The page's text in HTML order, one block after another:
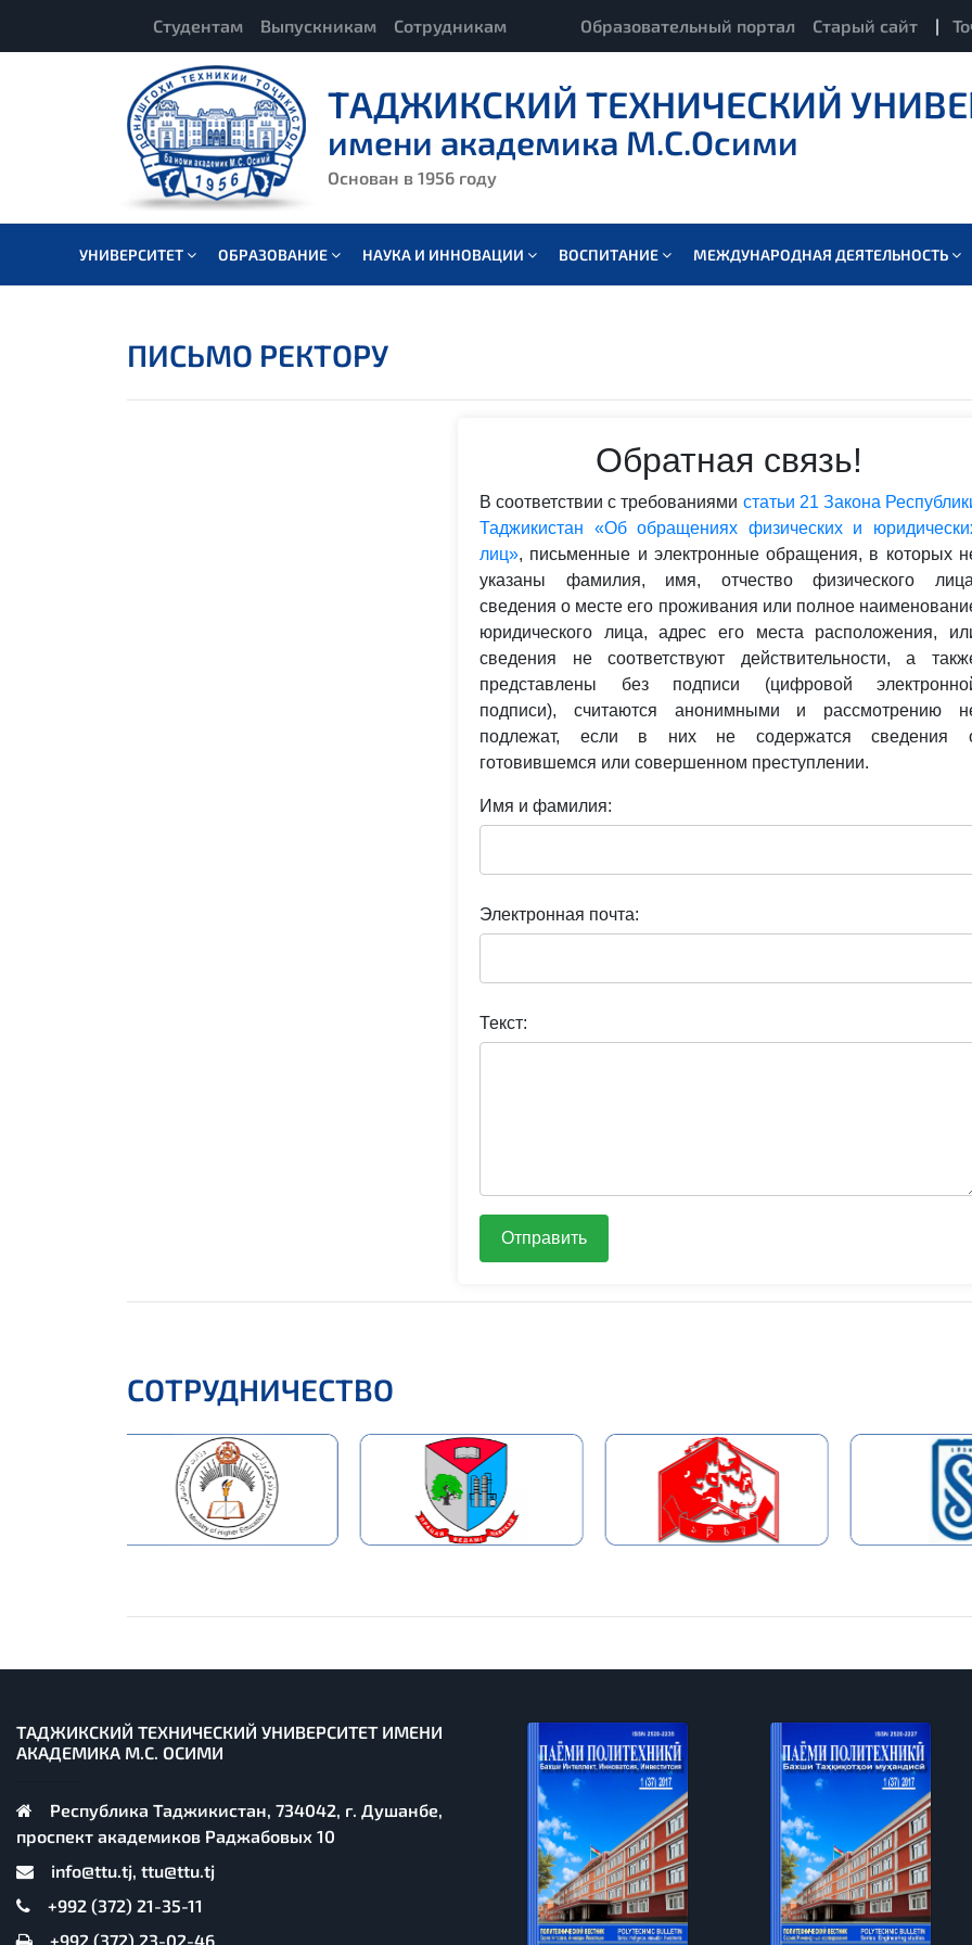
Студентам Выпускникам Сотрудникам Образовательный портал Старый сайт |
ТАДЖИКСКИЙ ТЕХНИЧЕСКИЙ
имени академика М.С.Осими
Основан в 1956 году
УНИВЕРСИТЕТ ОБРАЗОВАНИЕ НАУКА И ИННОВАЦИИ ВОСПИТАНИЕ МЕЖДУНАРОДНАЯ ДЕЯТЕЛЬНОСТЬ
ПИСЬМО РЕКТОРУ
Обратная связь!
В соответствии с требованиями статьи 21 Закона
Таджикистан «Об обращениях физических и
лиц», письменные и электронные обращения, в которых
указаны фамилия, имя, отчество физического
сведения о месте его проживания или полное
юридического лица, адрес его места расположения,
сведения не соответствуют действительности, а
представлены без подписи (цифровой
подписи), считаются анонимными и рассмотрению
подлежат, если в них не содержатся сведения
готовившемся или совершенном преступлении.
Имя и фамилия:
Электронная почта:
Текст:
Отправить
СОТРУДНИЧЕСТВО
ТАДЖИКСКИЙ ТЕХНИЧЕСКИЙ УНИВЕРСИТЕТ ИМЕНИ
АКАДЕМИКА М.С. ОСИМИ
Республика Таджикистан, 734042, г. Душанбе,
проспект академиков Раджабовых 10
info@ttu.tj, ttu@ttu.tj
+992 (372) 21-35-11
+992 (372) 23-02-46